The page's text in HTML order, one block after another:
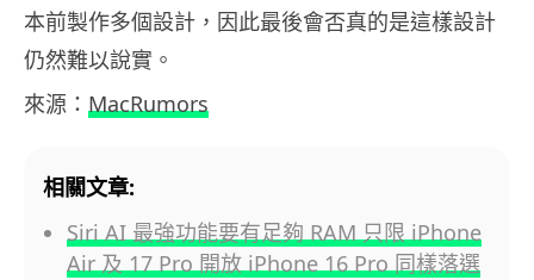
本前製作多個設計，因此最後會否真的是這樣設計
仍然難以說實。
來源： MacRumors
相關文章:
Siri AI 最強功能要有足夠 RAM 只限 iPhone
Air 及 17 Pro 開放 iPhone 16 Pro 同樣落選